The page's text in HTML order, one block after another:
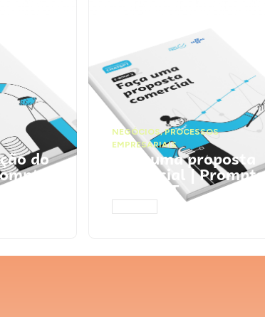
do
NEGÓCIOS,PROCESSOS
EMPRESARIAIS
Faça uma proposta
comercial | Prompts
ChatGPT